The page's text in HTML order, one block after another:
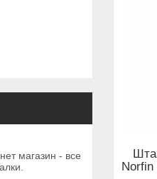
магазин - все